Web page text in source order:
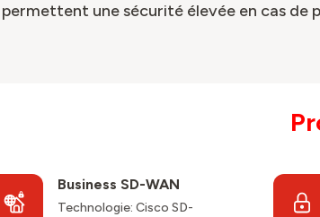
permettent une sécurité élevée en cas de
Business SD-WAN
Technologie: Cisco SD-